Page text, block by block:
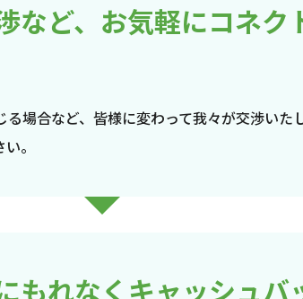
など、お気軽にコネク
場合など、皆様に変わって我々が交渉いた
。
もれなくキャッシュバ